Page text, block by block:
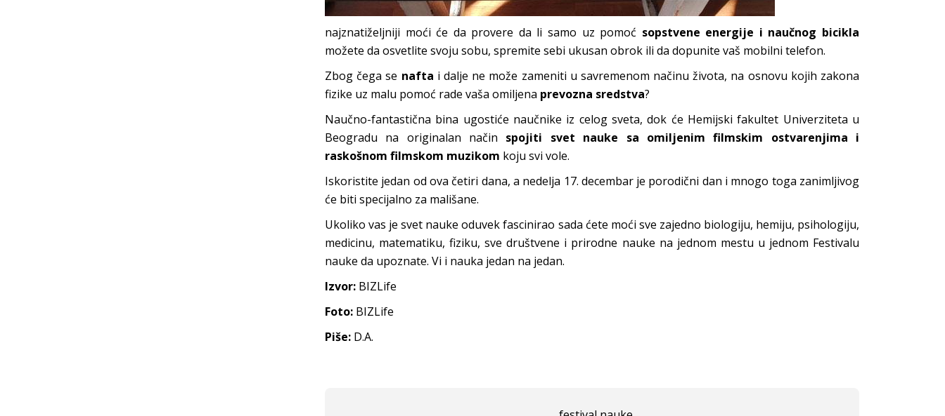
najznatiželjniji moći će da provere da li samo uz pomoć sopstvene energije i naučnog bicikla
možete da osvetlite svoju sobu, spremite sebi ukusan obrok ili da dopunite vaš mobilni telefon.
Zbog čega se nafta i dalje ne može zameniti u savremenom načinu života, na osnovu kojih zakona
fizike uz malu pomoć rade vaša omiljena prevozna sredstva?
Naučno-fantastična bina ugostiće naučnike iz celog sveta, dok će Hemijski fakultet Univerziteta u
Beogradu na originalan način spojiti svet nauke sa omiljenim filmskim ostvarenjima i
raskošnom filmskom muzikom koju svi vole.
Iskoristite jedan od ova četiri dana, a nedelja 17. decembar je porodični dan i mnogo toga zanimljivog
će biti specijalno za mališane.
Ukoliko vas je svet nauke oduvek fascinirao sada ćete moći sve zajedno biologiju, hemiju, psihologiju,
medicinu, matematiku, fiziku, sve društvene i prirodne nauke na jednom mestu u jednom Festivalu
nauke da upoznate. Vi i nauka jedan na jedan.
Izvor: BIZLife
Foto: BIZLife
Piše: D.A.